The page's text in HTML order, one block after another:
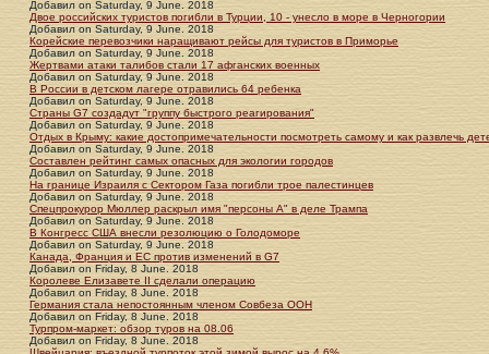
Добавил on Saturday, 9 June. 2018
Двое российских туристов погибли в Турции, 10 - унесло в море в Черногории
Добавил on Saturday, 9 June. 2018
Корейские перевозчики наращивают рейсы для туристов в Приморье
Добавил on Saturday, 9 June. 2018
Жертвами атаки талибов стали 17 афганских военных
Добавил on Saturday, 9 June. 2018
В России в детском лагере отравились 64 ребенка
Добавил on Saturday, 9 June. 2018
Страны G7 создадут "группу быстрого реагирования"
Добавил on Saturday, 9 June. 2018
Отдых в Крыму: какие достопримечательности посмотреть самому и как развлечь
Добавил on Saturday, 9 June. 2018
Составлен рейтинг самых опасных для экологии городов
Добавил on Saturday, 9 June. 2018
На границе Израиля с Сектором Газа погибли трое палестинцев
Добавил on Saturday, 9 June. 2018
Спецпрокурор Мюллер раскрыл имя "персоны А" в деле Трампа
Добавил on Saturday, 9 June. 2018
В Конгресс США внесли резолюцию о Голодоморе
Добавил on Saturday, 9 June. 2018
Канада, Франция и ЕС против изменений в G7
Добавил on Friday, 8 June. 2018
Королеве Елизавете II сделали операцию
Добавил on Friday, 8 June. 2018
Германия стала непостоянным членом Совбеза ООН
Добавил on Friday, 8 June. 2018
Турпром-маркет: обзор туров на 08.06
Добавил on Friday, 8 June. 2018